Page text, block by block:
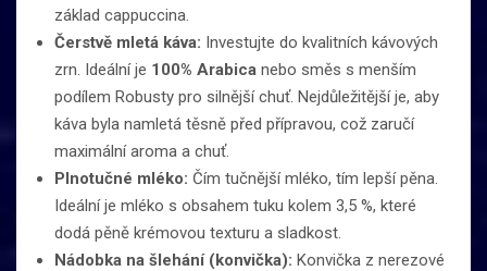
základ cappuccina.
Čerstvě mletá káva: Investujte do kvalitních kávových
zrn. Ideální je 100% Arabica nebo směs s menším
podílem Robusty pro silnější chuť. Nejdůležitější je, aby
káva byla namletá těsně před přípravou, což zaručí
maximální aroma a chuť.
Plnotučné mléko: Čím tučnější mléko, tím lepší pěna.
Ideální je mléko s obsahem tuku kolem 3,5 %, které
dodá pěně krémovou texturu a sladkost.
Nádobka na šlehání (konvička): Konvička z nerezové